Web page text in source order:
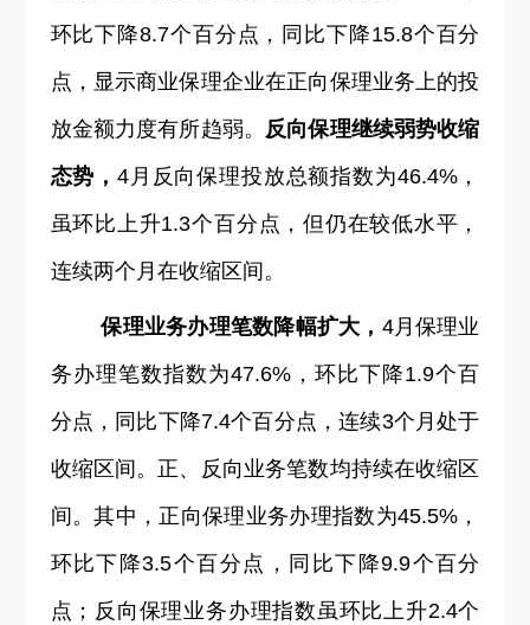
环比下降8.7个百分点，同比下降15.8个百分
点，显示商业保理企业在正向保理业务上的投
放金额力度有所趋弱。 反向保理继续弱势收缩
态势，4月反向保理投放总额指数为46.4%，
虽环比上升1.3个百分点，但仍在较低水平，
连续两个月在收缩区间。
保理业务办理笔数降幅扩大， 4月保理业
务办理笔数指数为47.6%，环比下降1.9个百
分点，同比下降7.4个百分点，连续3个月处于
收缩区间。正、反向业务笔数均持续在收缩区
间。其中，正向保理业务办理指数为45.5%，
环比下降3.5个百分点，同比下降9.9个百分
点；反向保理业务办理指数虽环比上升2.4个